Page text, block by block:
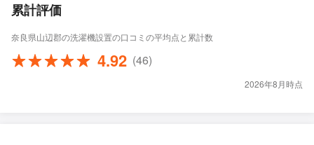
累計評価
奈良県山辺郡の洗濯機設置の口コミの平均点と累計数
4.92 (46)
2026年8月時点